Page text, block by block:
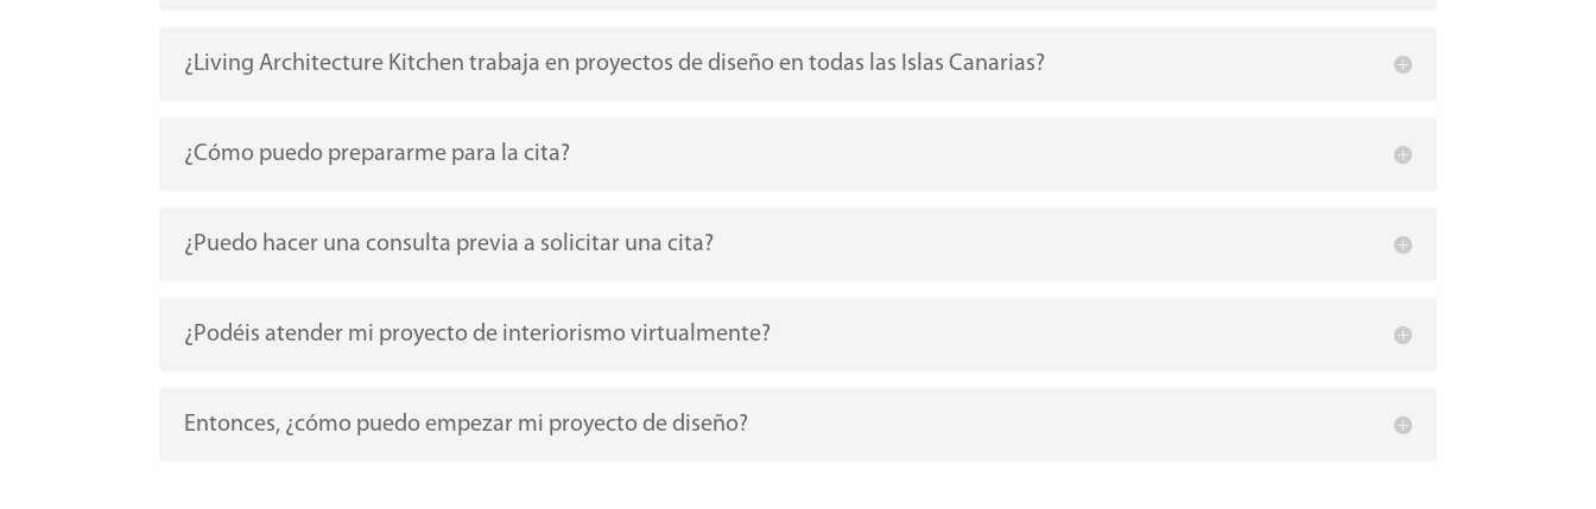
¿Living Architecture Kitchen trabaja en proyectos de diseño en todas las Islas Canarias?
¿Cómo puedo prepararme para la cita?
¿Puedo hacer una consulta previa a solicitar una cita?
¿Podéis atender mi proyecto de interiorismo virtualmente?
Entonces, ¿cómo puedo empezar mi proyecto de diseño?